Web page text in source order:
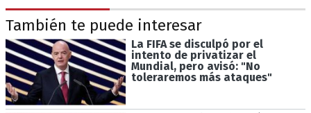
También te puede interesar
La FIFA se disculpó por el
intento de privatizar el
Mundial, pero avisó: "No
toleraremos más ataques"